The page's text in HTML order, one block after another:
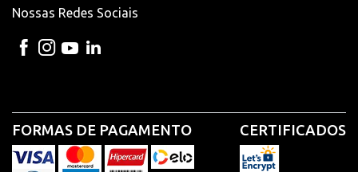
Nossas Redes Sociais
FORMAS DE PAGAMENTO CERTIFICADOS